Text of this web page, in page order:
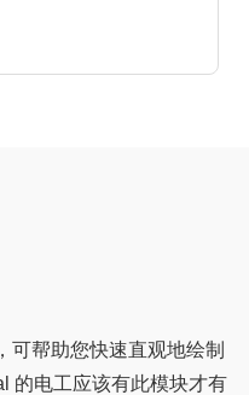
可帮助您快速直观地绘制
的电工应该有此模块才有